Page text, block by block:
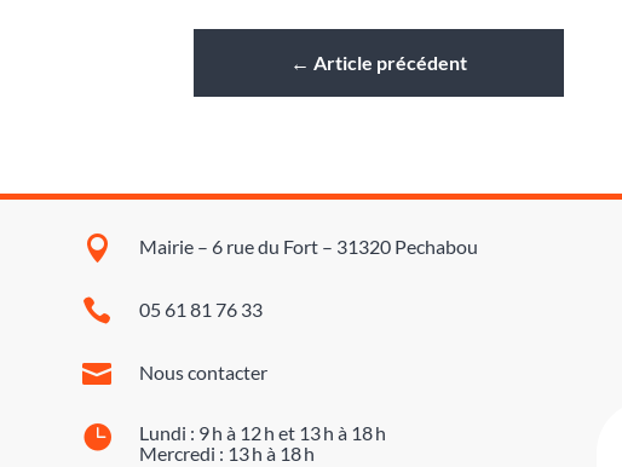
← Article précédent
 Mairie – 6 rue du Fort – 31320 Pechabou
 05 61 81 76 33
 Nous contacter

Lundi : 9 h à 12 h et 13 h à 18 h
Mercredi : 13 h à 18 h